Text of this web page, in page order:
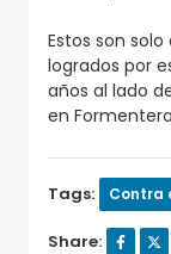
Estos son
logrados por
años al lado
en
Tags: Contra
Share: